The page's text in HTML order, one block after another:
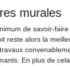
murales
de savoir-
reste alors la
En plus de